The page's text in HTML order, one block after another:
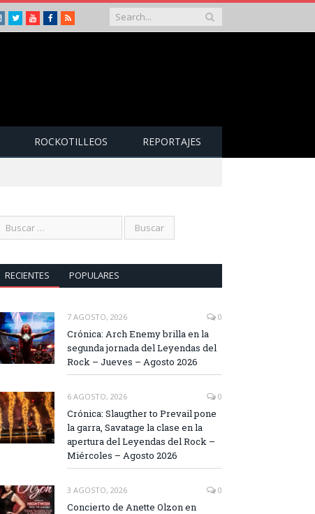
Instagram
TwitterYoutubeFacebook
RSS
ROCKOTILLEOS REPORTAJES
RECIENTES POPULARES
7 AGOSTO, 2026 0
Crónica: Arch Enemy brilla en la
segunda jornada del Leyendas del
Rock – Jueves – Agosto 2026
6 AGOSTO, 2026 0
Crónica: Slaugther to Prevail pone
la garra, Savatage la clase en la
apertura del Leyendas del Rock –
Miércoles – Agosto 2026
3 AGOSTO, 2026 0
Concierto de Anette Olzon en